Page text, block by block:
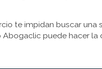
te impidan buscar una
puede hacer la